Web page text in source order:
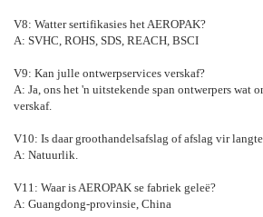
V8: Watter sertifikasies het AEROPAK?
A: SVHC, ROHS, SDS, REACH, BSCI
V9: Kan julle ontwerpservices verskaf?
A: Ja, ons het 'n uitstekende span ontwerpers wat
verskaf.
V10: Is daar groothandelsafslag of afslag vir
A: Natuurlik.
V11: Waar is AEROPAK se fabriek geleë?
A: Guangdong-provinsie, China